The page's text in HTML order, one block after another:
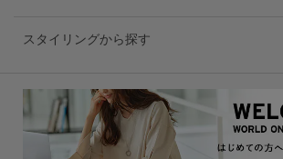
スタイリングから探す